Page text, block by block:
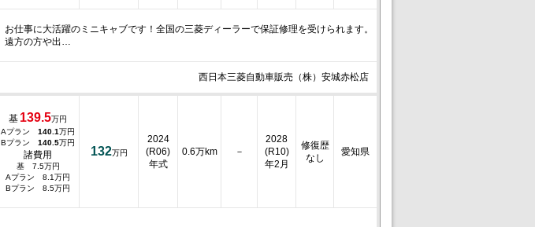
お仕事に大活躍のミニキャブです！全国の三菱ディーラーで保証修理を受けられます。
遠方の方や出…
西日本三菱自動車販売（株）安城赤松店
基 139.5万円
Aプラン 140.1万円
Bプラン 140.5万円
諸費用
基 7.5万円
Aプラン 8.1万円
Bプラン 8.5万円
132万円
2024
(R06)
年式
0.6万km －
2028
(R10)
年2月
修復歴
なし
愛知県